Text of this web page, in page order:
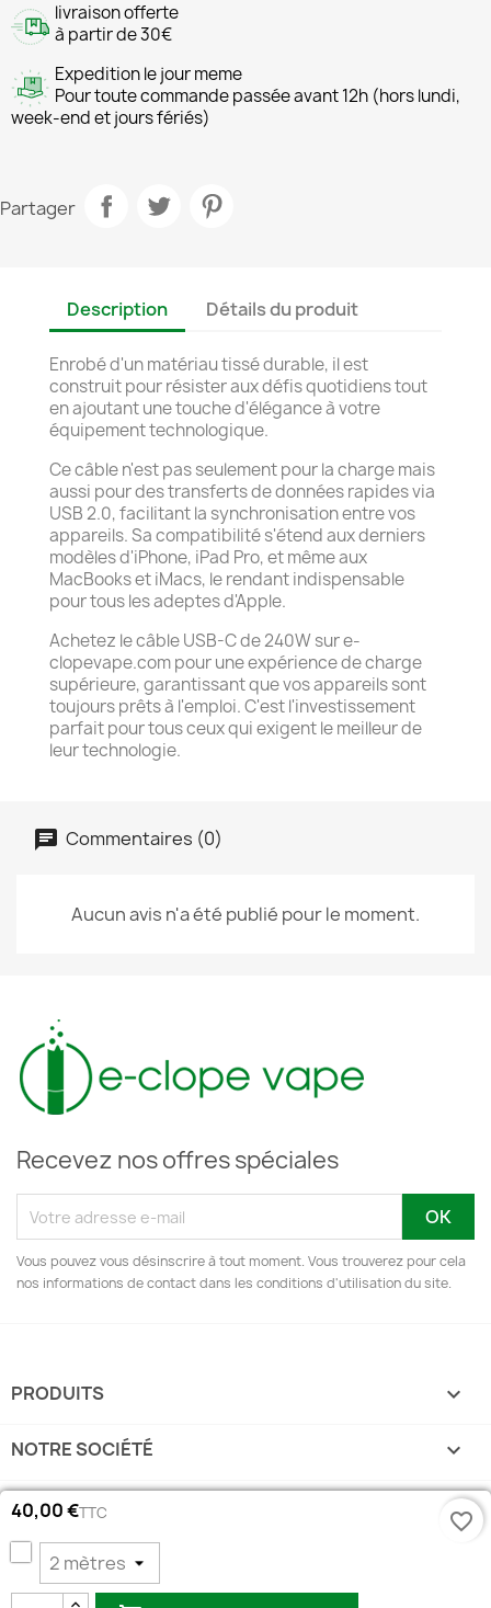
livraison offerte
à partir de 30€
Expedition le jour meme
Pour toute commande passée avant 12h (hors lundi,
week-end et jours fériés)
40,00 €TTC favorite_border
Partager
Description Détails du produit
Enrobé d'un matériau tissé durable, il est
construit pour résister aux défis quotidiens tout
en ajoutant une touche d'élégance à votre
équipement technologique.
Ce câble n'est pas seulement pour la charge mais
aussi pour des transferts de données rapides via
USB 2.0, facilitant la synchronisation entre vos
appareils. Sa compatibilité s'étend aux derniers
modèles d'iPhone, iPad Pro, et même aux
MacBooks et iMacs, le rendant indispensable
pour tous les adeptes d'Apple.
Achetez le câble USB-C de 240W sur e-
clopevape.com pour une expérience de charge
supérieure, garantissant que vos appareils sont
toujours prêts à l'emploi. C'est l'investissement
parfait pour tous ceux qui exigent le meilleur de
leur technologie.
Commentaires (0)
Aucun avis n'a été publié pour le moment.
Recevez nos offres spéciales
Vous pouvez vous désinscrire à tout moment. Vous trouverez pour cela
nos informations de contact dans les conditions d'utilisation du site.
PRODUITS 
NOTRE SOCIÉTÉ 
VOTRE COMPTE 
INFORMATIONS